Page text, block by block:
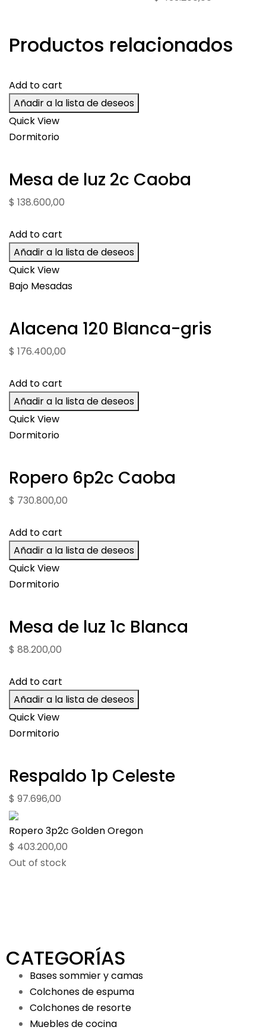
Productos relacionados
Add to cart
Añadir a la lista de deseos
Quick View
Dormitorio
Mesa de luz 2c Caoba
$ 138.600,00
Add to cart
Añadir a la lista de deseos
Quick View
Bajo Mesadas
Alacena 120 Blanca-gris
$ 176.400,00
Add to cart
Añadir a la lista de deseos
Quick View
Dormitorio
Ropero 6p2c Caoba
$ 730.800,00
Add to cart
Añadir a la lista de deseos
Quick View
Dormitorio
Mesa de luz 1c Blanca
$ 88.200,00
Add to cart
Añadir a la lista de deseos
Quick View
Dormitorio
Respaldo 1p Celeste
$ 97.696,00
Ropero 3p2c Golden Oregon
$ 403.200,00
Out of stock
CATEGORÍAS
Bases sommier y camas
Colchones de espuma
Colchones de resorte
Muebles de cocina